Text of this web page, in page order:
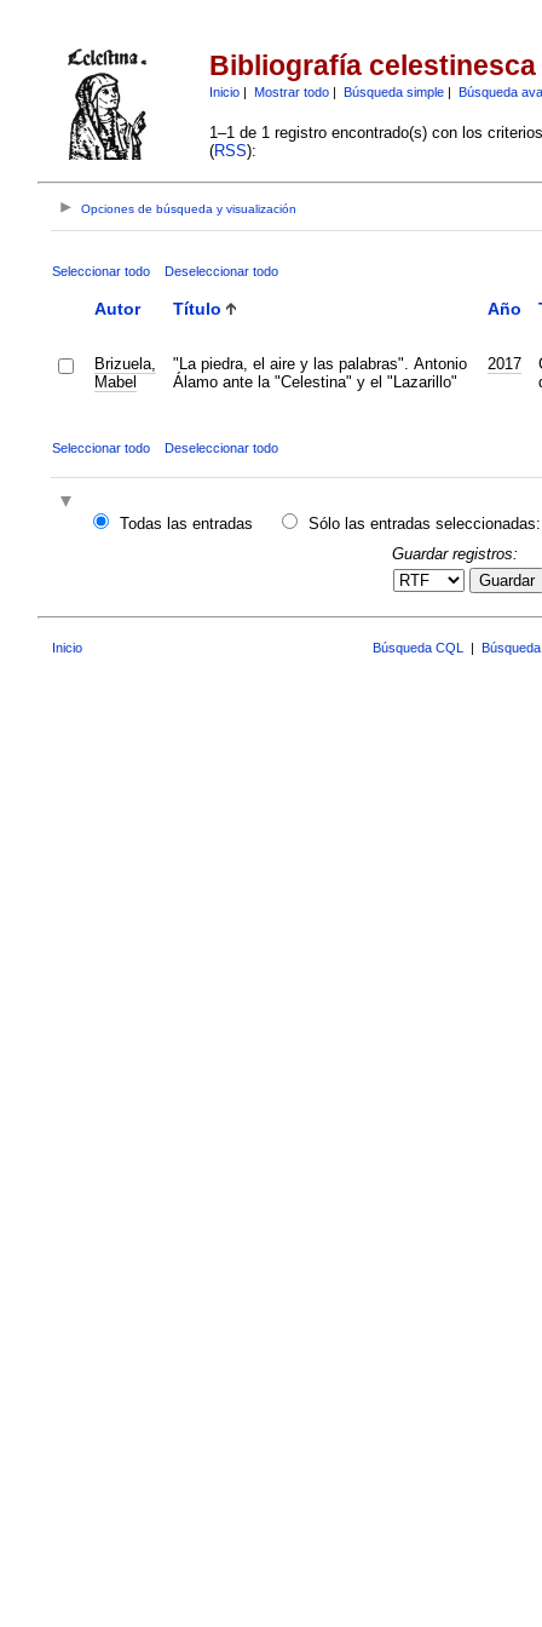
Bibliografía celestinesca
Inicio| Mostrar todo| Búsqueda simple| Búsqueda
1–1 de 1 registro encontrado(s) con los
(RSS):
Opciones de búsqueda y visualización
Seleccionar todo Deseleccionar todo
Autor Título Año
Brizuela,
Mabel
"La piedra, el aire y las palabras". Antonio
Álamo ante la "Celestina" y el "Lazarillo"
2017
Seleccionar todo Deseleccionar todo
Todas las entradas
Sólo las entradas seleccionadas:
Guardar registros:
Guardar
Inicio Búsqueda CQL